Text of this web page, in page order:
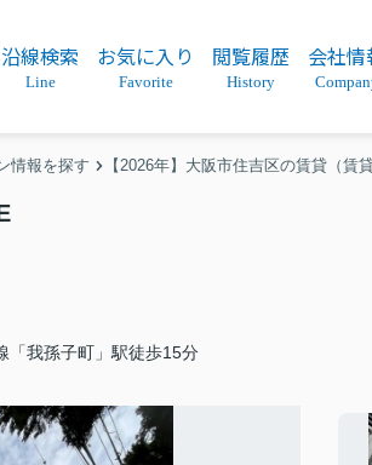
沿線検索
Line
お気に入り
Favorite
閲覧履歴
History
会社情
情報を探す 【2026年】大阪市住吉区の賃貸（賃
「我孫子町」駅徒歩15分